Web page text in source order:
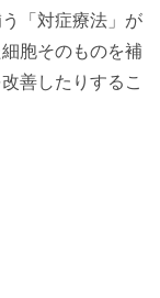
「対症療法」が
胞そのものを補
善したりするこ